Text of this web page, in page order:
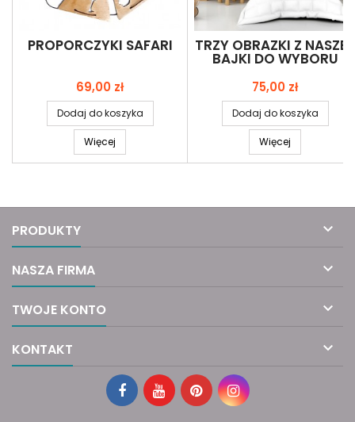
PROPORCZYKI SAFARI
Cena
69,00 zł
Dodaj do koszyka
Więcej
TRZY OBRAZKI Z NASZEJ
BAJKI DO WYBORU
Cena
75,00 zł
Dodaj do koszyka
Więcej
PRODUKTY 
NASZA FIRMA 
TWOJE KONTO 
KONTAKT 